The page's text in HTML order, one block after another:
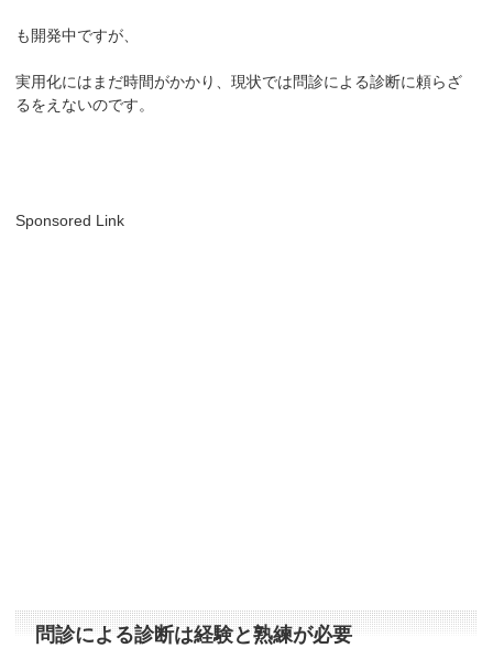
も開発中ですが、
実用化にはまだ時間がかかり、現状では問診による診断に頼らざ
るをえないのです。
Sponsored Link
問診による診断は経験と熟練が必要